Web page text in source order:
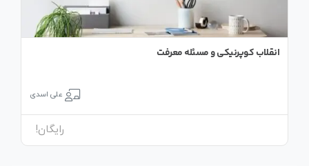
انقلاب کوپرنیکی و مسئله معرفت
علی اسدی
رایگان!